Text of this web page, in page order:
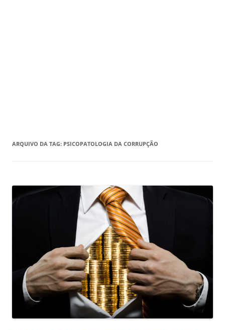
ARQUIVO DA TAG: PSICOPATOLOGIA DA CORRUPÇÃO